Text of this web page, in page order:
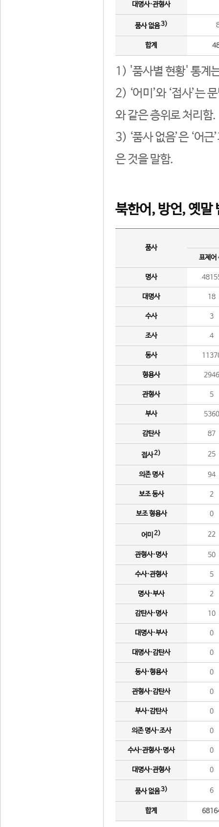
대명사·관형사
품사 없음3)
합계
1) '품사별 현황' 통계
2) ‘어미’와 ‘접사’는
와 같은 층위로 처리함.
3) ‘품사 없음’은 ‘어
은 것을 말함.
북한어, 방언, 옛말
품사
표제어
명사
대명사 18
수사 3
조사 4
동사
형용사 2946
관형사 5
부사 5360
감탄사 87
접사2) 25
의존 명사 94
보조 동사 2
보조 형용사 0
어미 2) 22
관형사·명사 50
수사·관형사 5
명사·부사 2
감탄사·명사 10
대명사·부사 0
대명사·감탄사 0
동사·형용사 0
관형사·감탄사 0
부사·감탄사 0
의존 명사·조사 0
수사·관형사·명사 0
대명사·관형사 0
품사 없음3) 6
합계